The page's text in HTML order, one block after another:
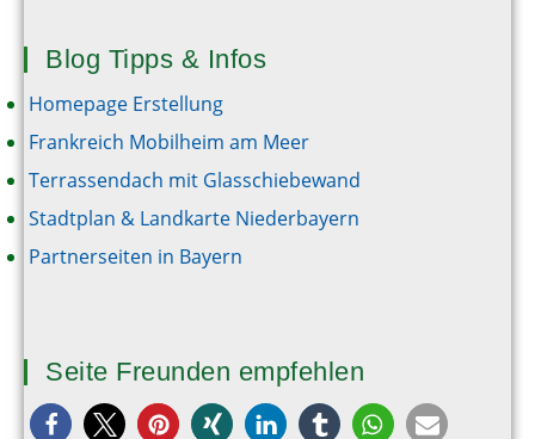
Blog Tipps & Infos
Homepage Erstellung
Frankreich Mobilheim am Meer
Terrassendach mit Glasschiebewand
Stadtplan & Landkarte Niederbayern
Partnerseiten in Bayern
Seite Freunden empfehlen